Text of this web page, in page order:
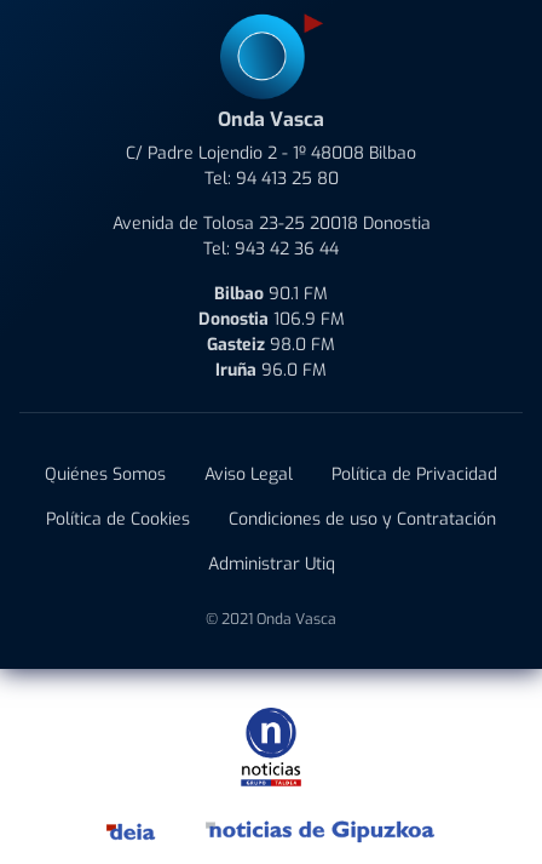
Onda Vasca
C/ Padre Lojendio 2 - 1º 48008 Bilbao
Tel: 94 413 25 80
Avenida de Tolosa 23-25 20018 Donostia
Tel: 943 42 36 44
Bilbao 90.1 FM
Donostia 106.9 FM
Gasteiz 98.0 FM
Iruña 96.0 FM
Quiénes Somos Aviso Legal
Política de Privacidad
Política de Cookies
Condiciones de uso y Contratación
Administrar Utiq
© 2021 Onda Vasca